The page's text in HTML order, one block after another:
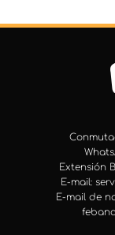
Extensión
E-mail:
E-mail de